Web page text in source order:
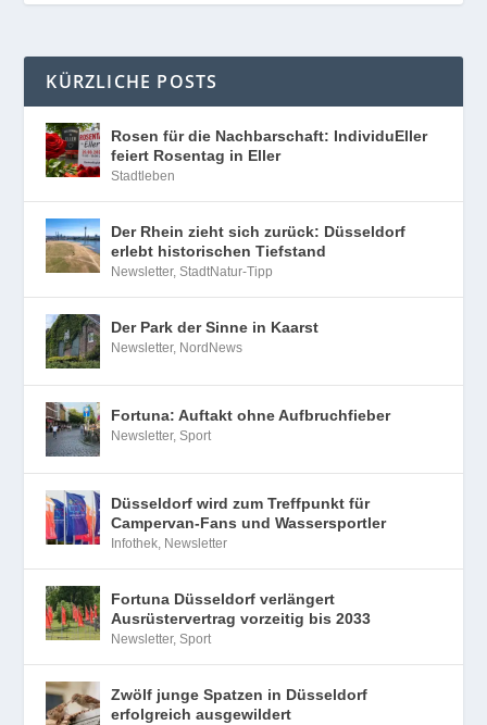
KÜRZLICHE POSTS
Rosen für die Nachbarschaft: IndividuEller
feiert Rosentag in Eller
Stadtleben
Der Rhein zieht sich zurück: Düsseldorf
erlebt historischen Tiefstand
Newsletter,StadtNatur-Tipp
Der Park der Sinne in Kaarst
Newsletter, NordNews
Fortuna: Auftakt ohne Aufbruchfieber
Newsletter,Sport
Düsseldorf wird zum Treffpunkt für
Campervan-Fans und Wassersportler
Infothek, Newsletter
Fortuna Düsseldorf verlängert
Ausrüstervertrag vorzeitig bis 2033
Newsletter,Sport
Zwölf junge Spatzen in Düsseldorf
erfolgreich ausgewildert